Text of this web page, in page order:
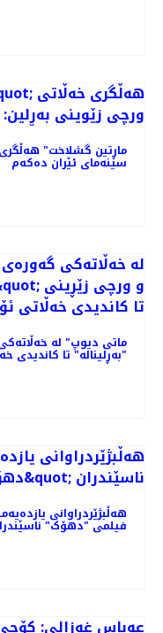
سینه‌مای ئێران ده‌که‌م
"بەڕلیناله" تا کاندیدی
هه‌ڵبژێردراوانی
فیلمی "دهۆک"